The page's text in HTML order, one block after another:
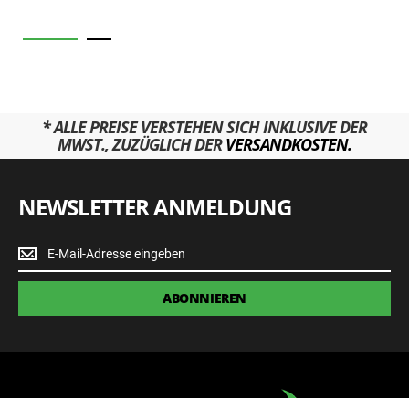
* ALLE PREISE VERSTEHEN SICH INKLUSIVE DER
MWST., ZUZÜGLICH DERVERSANDKOSTEN.
NEWSLETTER ANMELDUNG
Newsletter
Anmeldung
ABONNIEREN